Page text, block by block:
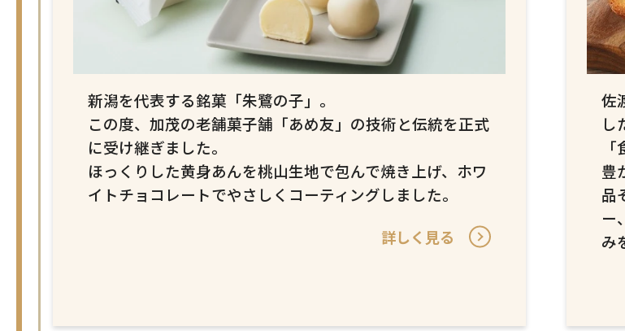
新潟を代表する銘菓「朱鷺の子」。
この度、加茂の老舗菓子舗「あめ友」の技術と伝統を正式
に受け継ぎました。
ほっくりした黄身あんを桃山生地で包んで焼き上げ、ホワ
イトチョコレートでやさしくコーティングしました。
詳しく見る
佐
し
豊
品
ー
み